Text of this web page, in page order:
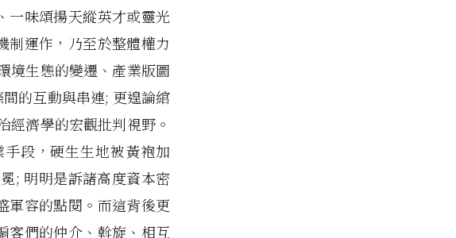
一味頌揚天縱英才或靈光
制運作，乃至於整體權力
境生態的變遷、產業版圖
的互動與串連; 更遑論綰
經濟學的宏觀批判視野。
段，硬生生地被黃袍加
; 明明是訴諸高度資本密
軍容的點閱。而這背後更
客們的仲介、斡旋、相互